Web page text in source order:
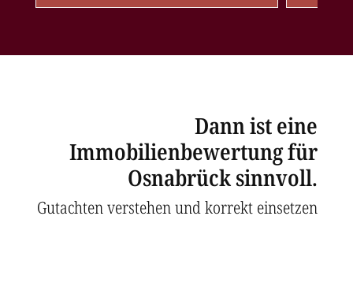
Dann ist eine
Immobilienbewertung für
Osnabrück sinnvoll.
Gutachten verstehen und korrekt einsetzen